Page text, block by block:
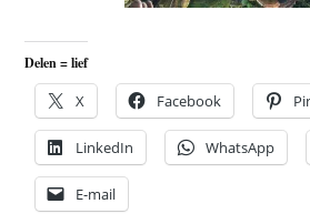
Delen = lief
X Facebook
LinkedIn WhatsApp
E-mail